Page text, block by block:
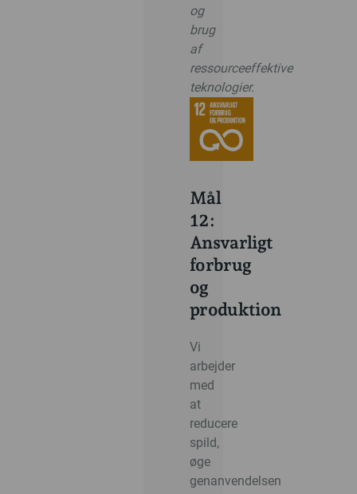
og
brug
af
ressourceeffektive
teknologier.
Mål
12:
Ansvarligt
forbrug
og
produktion
Vi
arbejder
med
at
reducere
spild,
øge
genanvendelsen